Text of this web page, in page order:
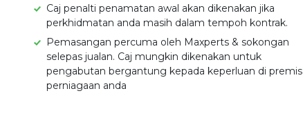
Caj penalti penamatan awal akan dikenakan jika
perkhidmatan anda masih dalam tempoh kontrak.
Pemasangan percuma oleh Maxperts & sokongan
selepas jualan. Caj mungkin dikenakan untuk
pengabutan bergantung kepada keperluan di premis
perniagaan anda